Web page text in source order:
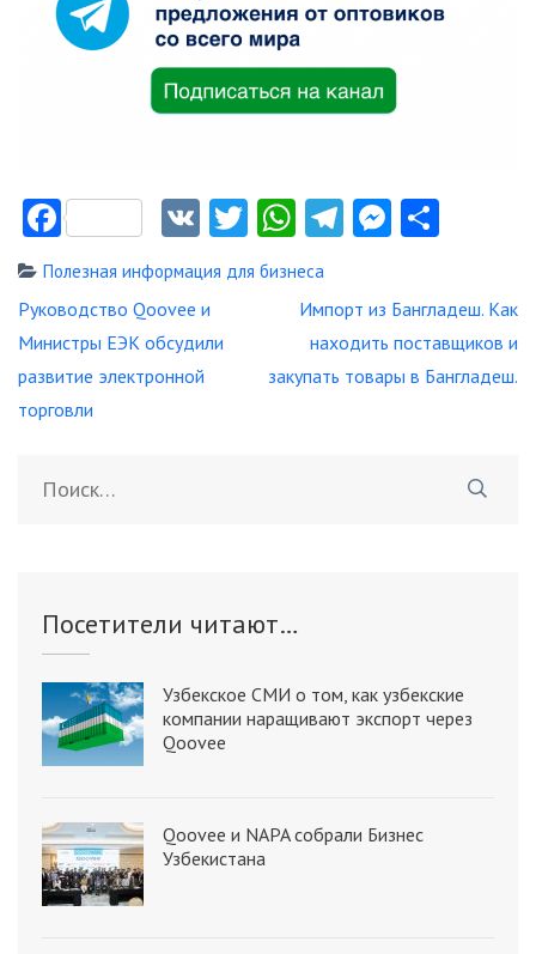
FacebookVK Twitter
WhatsApp
Telegram
Полезная информация для бизнеса
Навигация
по
записям
Руководство Qoovee и
Министры ЕЭК обсудили
развитие электронной
торговли
Импорт из Бангладеш. Как
находить поставщиков и
закупать товары в Бангладеш.
Посетители читают…
Узбекское СМИ о том, как узбекские
компании наращивают экспорт через
Qoovee
Qoovee и NAPA собрали Бизнес
Узбекистана